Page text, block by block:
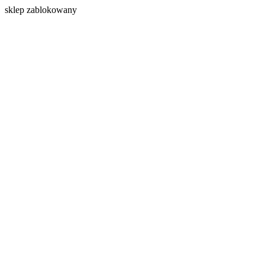
sklep zablokowany